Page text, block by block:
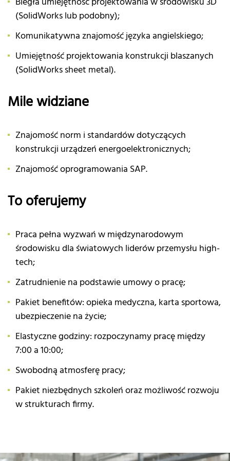
(SolidWorks lub podobny);
Komunikatywna znajomość języka angielskiego;
Umiejętność projektowania konstrukcji blaszanych
(SolidWorks sheet metal).
Mile widziane
Znajomość norm i standardów dotyczących
konstrukcji urządzeń energoelektronicznych;
Znajomość oprogramowania SAP.
To oferujemy
Praca pełna wyzwań w międzynarodowym
środowisku dla światowych liderów przemysłu high-
tech;
Zatrudnienie na podstawie umowy o pracę;
Pakiet benefitów: opieka medyczna, karta sportowa,
ubezpieczenie na życie;
Elastyczne godziny: rozpoczynamy pracę między
7:00 a 10:00;
Swobodną atmosferę pracy;
Pakiet niezbędnych szkoleń oraz możliwość rozwoju
w strukturach firmy.